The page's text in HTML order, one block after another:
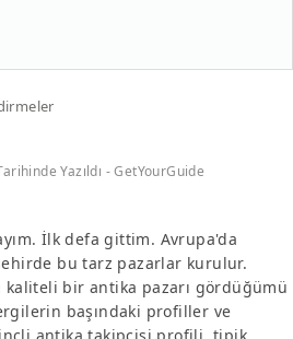
Yazıldı - GetYourGuide
İlk defa gittim. Avrupa'da
bu tarz pazarlar kurulur.
kaliteli bir antika pazarı gördüğümü
başındaki profiller ve